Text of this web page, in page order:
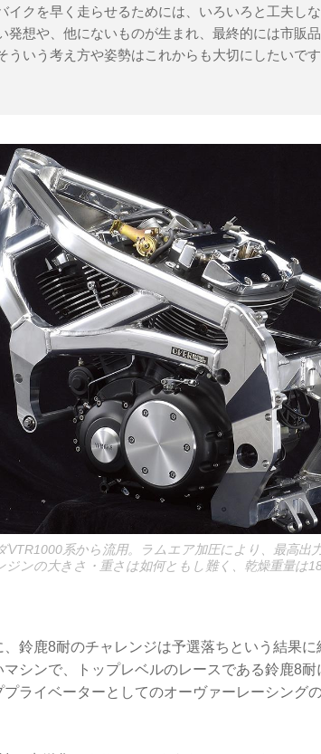
イクを早く走らせるためには、いろいろと工夫し
発想や、他にないものが生まれ、最終的には市販
ういう考え方や姿勢はこれからも大切にしたいです
系から流用。ラムエア加圧により、最高出
ンの大きさ・重さは如何ともし難く、乾燥重量は
鈴鹿8耐のチャレンジは予選落ちという結果に
シンで、トップレベルのレースである鈴鹿8
ライベーターとしてのオーヴァーレーシング